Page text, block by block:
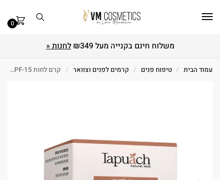
0
משלוח חינם בקנייה מעל ₪349 לחנות «
עמוד הבית / טיפוח פנים / קרמים לפנים וצוואר / קרם לחות SPF-15 לעור רגיל-יבש 50 מ"ל Tapuach תפוח